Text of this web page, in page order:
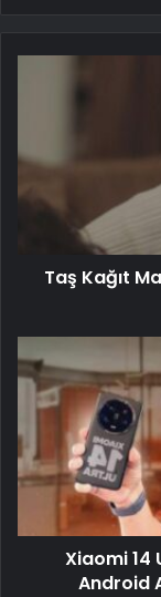
Taş Kağıt
Xiaomi 14
Android